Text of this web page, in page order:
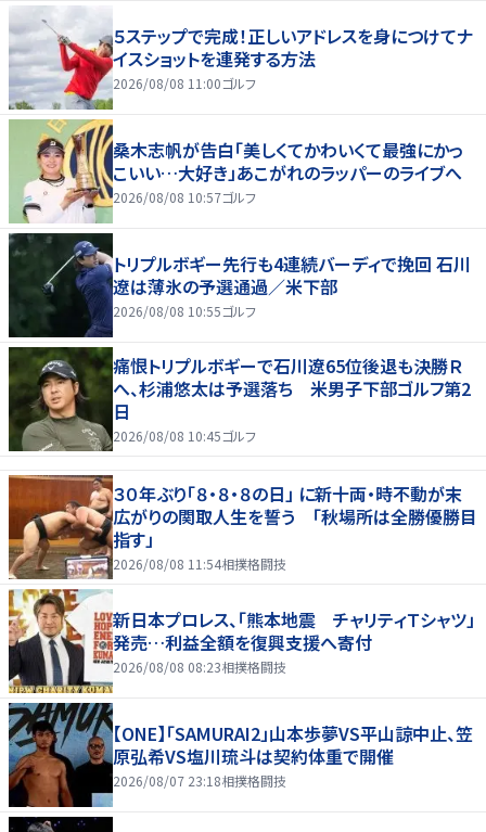
５ステップで完成！正しいアドレスを身につけてナ
イスショットを連発する方法
2026/08/08 11:00ゴルフ
桑木志帆が告白「美しくてかわいくて最強にかっ
こいい…大好き」あこがれのラッパーのライブへ
2026/08/08 10:57ゴルフ
トリプルボギー先行も4連続バーディで挽回 石川
遼は薄氷の予選通過／米下部
2026/08/08 10:55ゴルフ
痛恨トリプルボギーで石川遼65位後退も決勝Ｒ
へ、杉浦悠太は予選落ち 米男子下部ゴルフ第2
日
2026/08/08 10:45ゴルフ
３０年ぶり「８・８・８の日」 に新十両・時不動が末
広がりの関取人生を誓う 「秋場所は全勝優勝目
指す」
2026/08/08 11:54相撲格闘技
新日本プロレス、「熊本地震 チャリティＴシャツ」
発売…利益全額を復興支援へ寄付
2026/08/08 08:23相撲格闘技
【ONE】「SAMURAI2」山本歩夢VS平山諒中止、笠
原弘希VS塩川琉斗は契約体重で開催
2026/08/07 23:18相撲格闘技